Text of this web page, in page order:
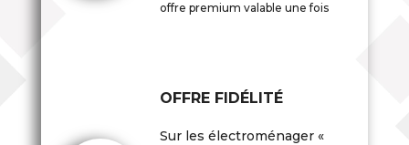
offre premium valable une fois
OFFRE FIDÉLITÉ
Sur les électroménager «